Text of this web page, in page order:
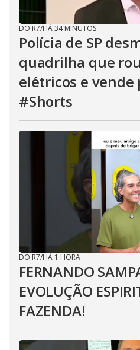
DO R7/HÁ 34 MINUTOS
Polícia de SP
quadrilha que
elétricos e vende
#Shorts
DO R7/HÁ 1 HORA
FERNANDO
EVOLUÇÃO
FAZENDA!